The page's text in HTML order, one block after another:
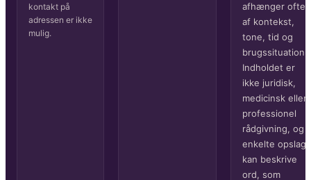
kontakt på
adressen er ikke
mulig.
afhænger ofte
af kontekst,
tone, tid og
brugssituation.
Indholdet er
ikke juridisk,
medicinsk eller
professionel
rådgivning, og
enkelte opslag
kan beskrive
ord, som